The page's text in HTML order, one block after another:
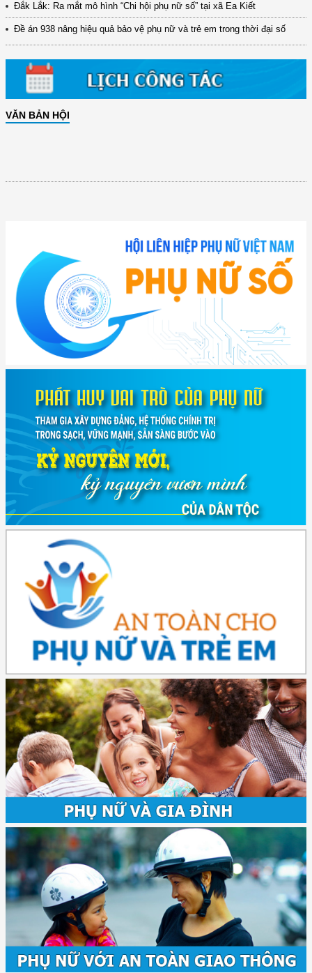
Đắk Lắk: Ra mắt mô hình “Chi hội phụ nữ số” tại xã Ea Kiết
Đề án 938 nâng hiệu quả bảo vệ phụ nữ và trẻ em trong thời đại số
VĂN BẢN HỘI